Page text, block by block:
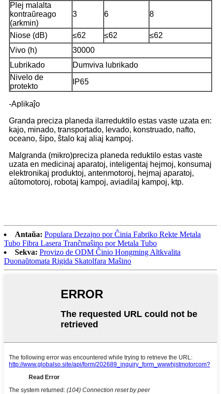
Plej malalta
kontraŭreago
(arkmin)
3 6 8
Niose (dB) ≤62 ≤62
≤62
Vivo (h)
30000
Lubrikado
Dumviva lubrikado
Nivelo de
protekto
IP65
-Aplikaĵo
Granda preciza planeda ilarreduktilo estas vaste uzata en:
kajo, minado, transportado, levado, konstruado, nafto,
oceano, ŝipo, ŝtalo kaj aliaj kampoj.
Malgranda (mikro)preciza planeda reduktilo estas vaste
uzata en medicinaj aparatoj, inteligentaj hejmoj, konsumaj
elektronikaj produktoj, antenmotoroj, hejmaj aparatoj,
aŭtomotoroj, robotaj kampoj, aviadilaj kampoj, ktp.
Antaŭa: Populara Dezajno por Ĉinia Fabriko Rekte Metala
Tubo Fibra Lasera Tranĉmaŝino por Metala Tubo
Sekva: Provizo de ODM Ĉinio Hongming Altkvalita
Duonaŭtomata Rigida Skatolfara Maŝino